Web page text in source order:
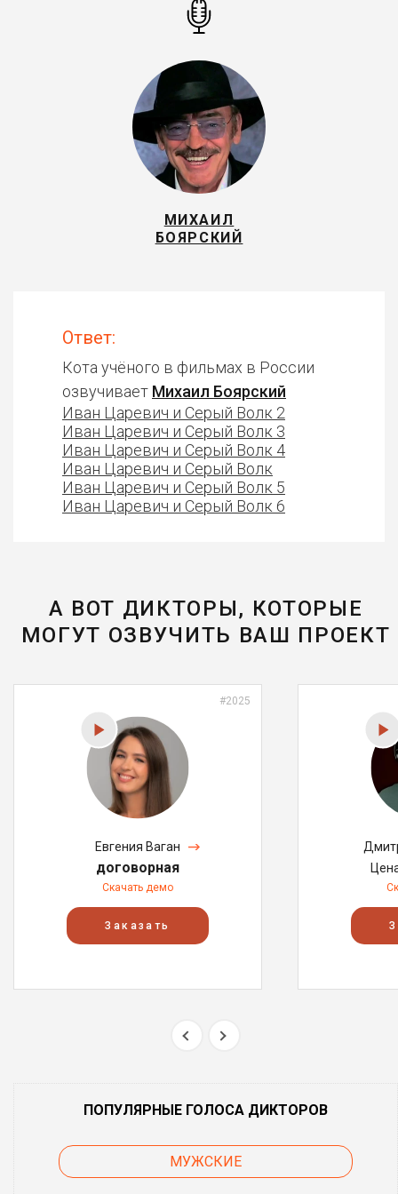
МИХАИЛ
БОЯРСКИЙ
Ответ:
Кота учёного в фильмах в России
озвучивает Михаил Боярский
Иван Царевич и Серый Волк 2
Иван Царевич и Серый Волк 3
Иван Царевич и Серый Волк 4
Иван Царевич и Серый Волк
Иван Царевич и Серый Волк 5
Иван Царевич и Серый Волк 6
А ВОТ ДИКТОРЫ, КОТОРЫЕ
МОГУТ ОЗВУЧИТЬ ВАШ ПРОЕКТ
#2025
Евгения Ваган
договорная
Скачать демо
Заказать
ПОПУЛЯРНЫЕ ГОЛОСА ДИКТОРОВ
МУЖСКИЕ